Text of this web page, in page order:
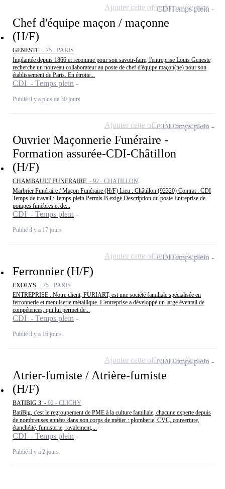
Chef d'équipe maçon / maçonne
(H/F)
GENESTE - 75 - PARIS
Implantée depuis 1866 et reconnue pour son savoir-faire, l'entreprise Louis Geneste
recherche un nouveau collaborateur au poste de chef d'équipe maçon(ne) pour son
établissement de Paris. En étroite...
CDI - Temps plein
Publié il y a plus de 30 jours
CDITemps plein
Ajouter cette offre à ma sélection
Ouvrier Maçonnerie Funéraire -
Formation assurée-CDI-Châtillon
(H/F)
CHAMBAULT FUNERAIRE - 92 - CHATILLON
Marbrier Funéraire / Maçon Funéraire (H/F) Lieu : Châtillon (92320) Contrat : CDI
Temps de travail : Temps plein Permis B exigé Description du poste Entreprise de
pompes funèbres et de...
CDI - Temps plein
Publié il y a 17 jours
CDITemps plein
Ajouter cette offre à ma sélection
Ferronnier (H/F)
EXOLYS - 75 - PARIS
ENTREPRISE : Notre client, FURIART, est une société familiale spécialisée en
ferronnerie et menuiserie métallique. L'entreprise a développé un large éventail de
compétences, qui lui permet de...
CDI - Temps plein
Publié il y a 16 jours
CDITemps plein
Ajouter cette offre à ma sélection
Atrier-fumiste / Atrière-fumiste
(H/F)
BATIBIG 3 - 92 - CLICHY
BatiBig, c'est le regroupement de PME à la culture familiale, chacune experte depuis
de nombreuses années dans son corps de métier : plomberie, CVC, couverture,
étanchéité, fumisterie, ravalement,...
CDI - Temps plein
Publié il y a 2 jours
CDITemps plein
Ajouter cette offre à ma sélection